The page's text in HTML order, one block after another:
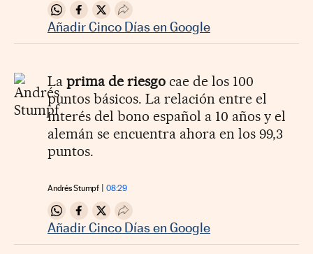
Compartir en Whatsapp
Compartir en Facebook
Compartir en Twitter
Desplegar Redes Sociales
Añadir Cinco Días en Google
La prima de riesgo cae de los 100
puntos básicos. La relación entre el
interés del bono español a 10 años y el
alemán se encuentra ahora en los 99,3
puntos.
Andrés Stumpf 08:29
Compartir en Whatsapp
Compartir en Facebook
Compartir en Twitter
Desplegar Redes Sociales
Añadir Cinco Días en Google